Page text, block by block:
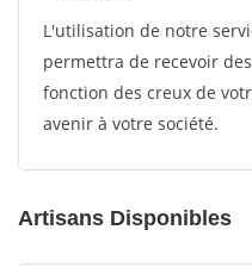
L'utilisation de notre
permettra de recevoir
fonction des creux de
avenir à votre société.
Artisans Disponibles